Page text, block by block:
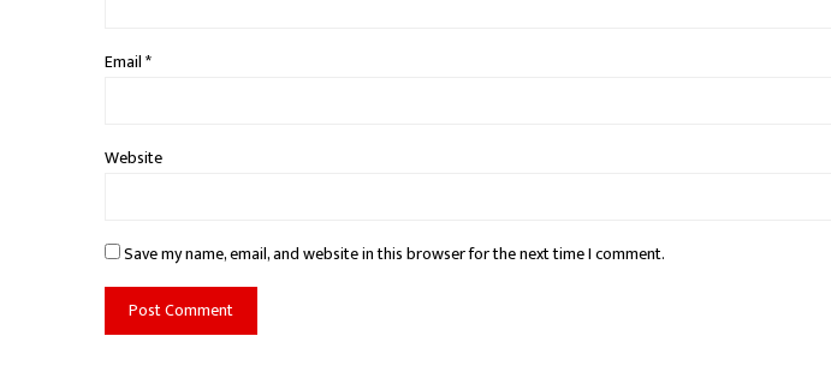
Email*
Website
Save my name, email, and website in this browser for the next time I comment.